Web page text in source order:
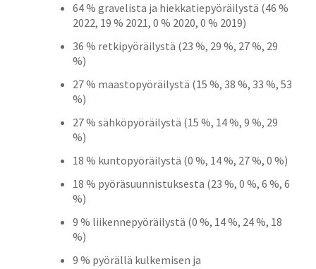
64 % gravelista ja hiekkatiepyöräilystä (46 %
2022, 19 % 2021, 0 % 2020, 0 % 2019)
36 % retkipyöräilystä (23 %, 29 %, 27 %, 29
%)
27 % maastopyöräilystä (15 %, 38 %, 33 %, 53
%)
27 % sähköpyöräilystä (15 %, 14 %, 9 %, 29
%)
18 % kuntopyöräilystä (0 %, 14 %, 27 %, 0 %)
18 % pyöräsuunnistuksesta (23 %, 0 %, 6 %, 6
%)
9 % liikennepyöräilystä (0 %, 14 %, 24 %, 18
%)
9 % pyörällä kulkemisen ja